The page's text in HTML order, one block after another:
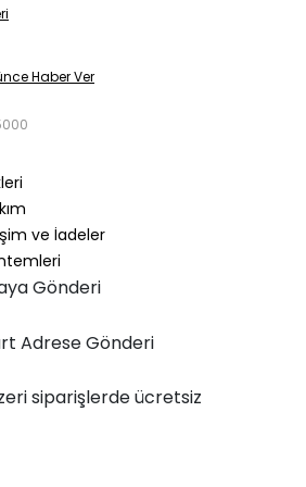
Haber Ver
ve İadeler
Gönderi
Adrese Gönderi
siparişlerde ücretsiz